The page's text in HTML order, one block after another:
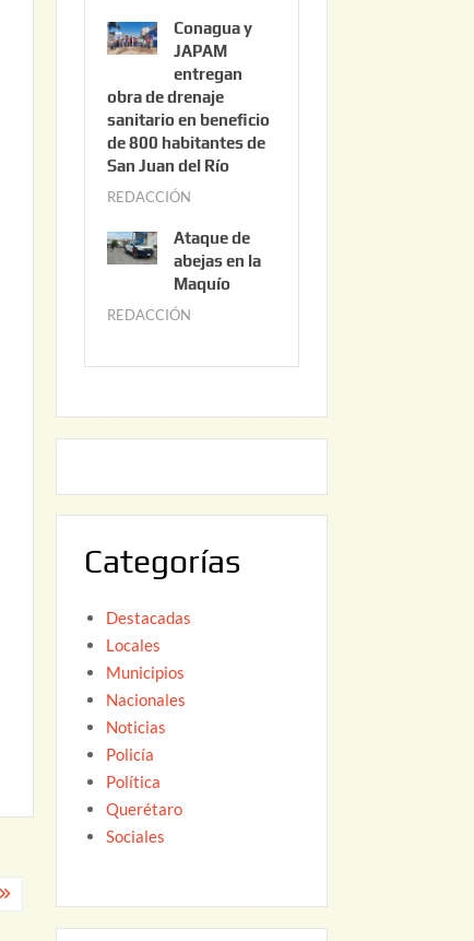
0
2
6
n
i
o
3
0
0
2
6
Conagua y
JAPAM
entregan
obra de drenaje
sanitario en beneficio
de 800 habitantes de
San Juan del Río
REDACCIÓN
n
i
0
2
Ataque de
abejas en la
Maquío
REDACCIÓN
y
2
Categorías
Destacadas
Locales
Municipios
Nacionales
Noticias
Policía
Política
Querétaro
Sociales